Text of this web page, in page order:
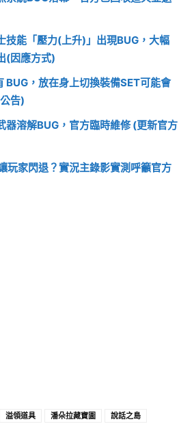
技能「壓力(上升)」出現BUG，大幅
(因應方式)
BUG，放在身上切換裝備SET可能會
告)
器溶解BUG，官方臨時維修 (更新官方
玩家閃退？實況主錄影實測呼籲官方
溢領道具 潘朵拉藏寶圖 說話之島